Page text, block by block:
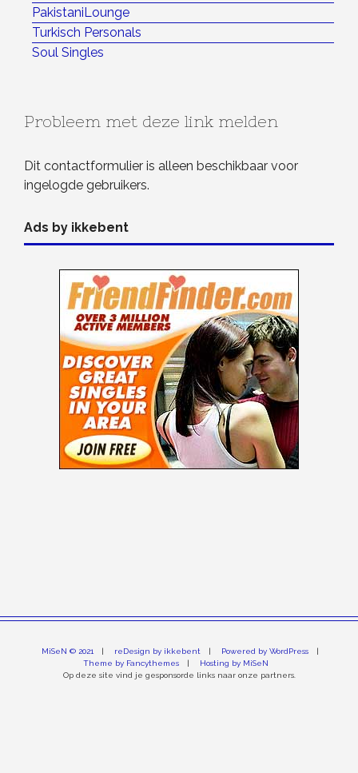
PakistaniLounge
Turkisch Personals
Soul Singles
Probleem met deze link melden
Dit contactformulier is alleen beschikbaar voor
ingelogde gebruikers.
Ads by ikkebent
MiSeN © 2021 reDesign by ikkebent
Powered by WordPress
Theme by Fancythemes
Hosting by MiSeN
Op deze site vind je gesponsorde links naar onze partners.